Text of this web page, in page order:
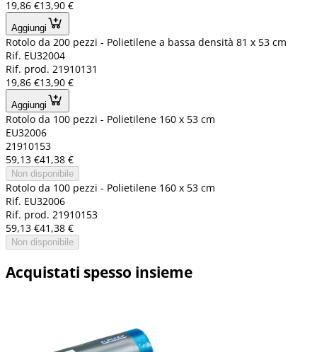
19,86 €13,90 €
Aggiungi
Rotolo da 200 pezzi - Polietilene a bassa densità 81 x 53 cm
Rif. EU32004
Rif. prod. 21910131
19,86 €13,90 €
Aggiungi
Rotolo da 100 pezzi - Polietilene 160 x 53 cm
EU32006
21910153
59,13 €41,38 €
Non disponibile
Rotolo da 100 pezzi - Polietilene 160 x 53 cm
Rif. EU32006
Rif. prod. 21910153
59,13 €41,38 €
Non disponibile
Acquistati spesso insieme